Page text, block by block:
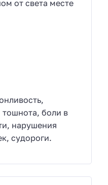
от света месте
тошнота, боли в
нарушения
судороги.